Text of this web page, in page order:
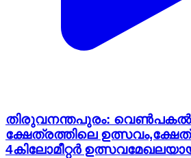
തിരുവനന്തപുരം: വെണ്‍പകല്‍
ക്ഷേത്രത്തിലെ
4കിലോമീറ്റര്‍